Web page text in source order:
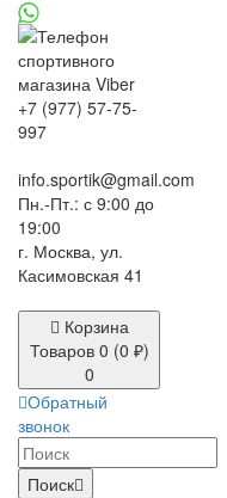
+7 (977) 57-75-
997
info.sportik@gmail.com
Пн.-Пт.: с 9:00 до
19:00
г. Москва, ул.
Касимовская 41
Корзина
Товаров 0 (0 ₽)
0
Обратный
звонок
Поиск